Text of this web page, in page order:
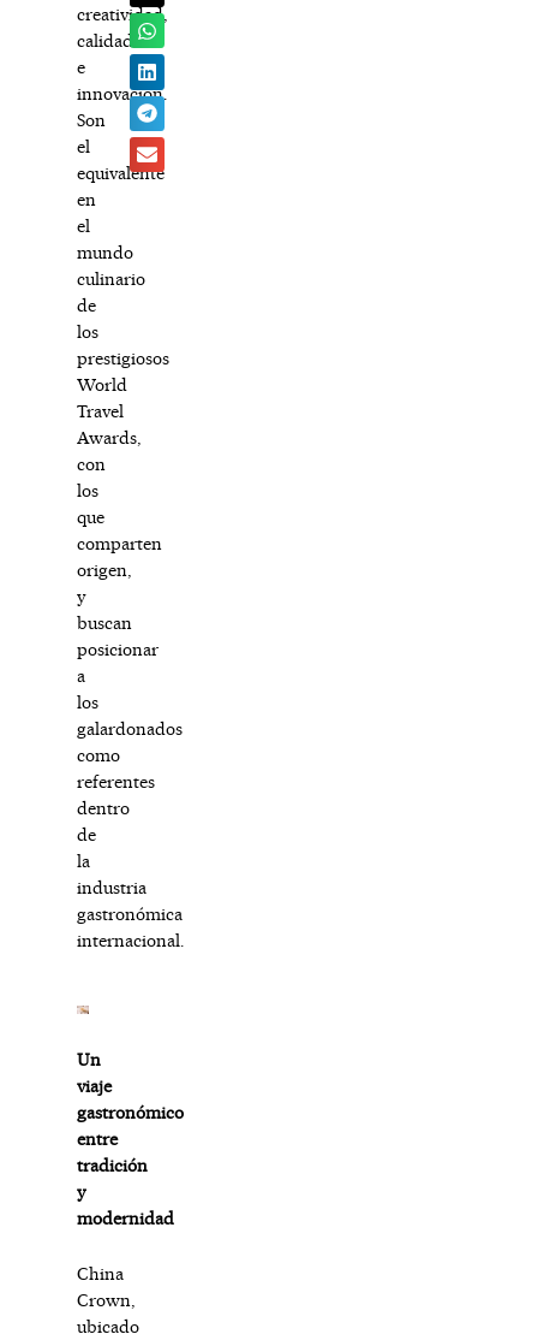
creatividad,
calidad
e
innovación.
Son
el
equivalente
en
el
mundo
culinario
de
los
prestigiosos
World
Travel
Awards,
con
los
que
comparten
origen,
y
buscan
posicionar
a
los
galardonados
como
referentes
dentro
de
la
industria
gastronómica
internacional.
Un
viaje
gastronómico
entre
tradición
y
modernidad
China
Crown,
ubicado